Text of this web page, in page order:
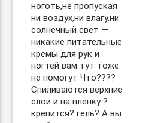
ноготь,не пропуская
ни воздух,ни влагу,ни
солнечный свет —
никакие питательные
кремы для рук и
ногтей вам тут тоже
не помогут Что????
Спиливаются верхние
слои и на пленку ?
крепится? гель? А вы